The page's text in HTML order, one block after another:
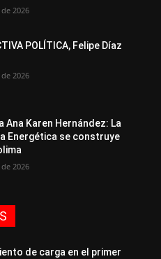
2026
POLÍTICA, Felipe Díaz
2026
Ana Karen Hernández: La
Energética se construye
2026
de carga en el primer